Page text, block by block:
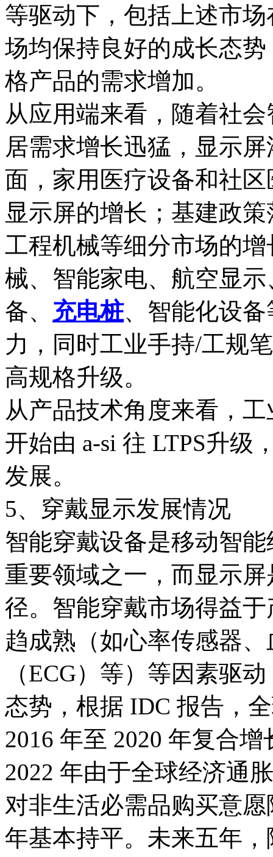
等驱动下，包括上述市
场均保持良好的成长态
格产品的需求增加。
从应用端来看，随着社
居需求增长迅猛，显示
面，家用医疗设备和社
显示屏的增长；基建政
工程机械等细分市场的
械、智能家电、航空显
备、 充电桩、智能化设
力，同时工业手持/工规
高规格升级。
从产品技术角度来看，
开始由 a-si 往 LTPS升级
发展。
5、穿戴显示发展情况
智能穿戴设备是移动智
重要领域之一，而显示
径。智能穿戴市场得益
趋成熟（如心率传感器
（ECG）等）等因素驱
态势，根据 IDC 报告，
2016 年至 2020 年复合
2022 年由于全球经济通
对非生活必需品购买意
年基本持平。未来五年